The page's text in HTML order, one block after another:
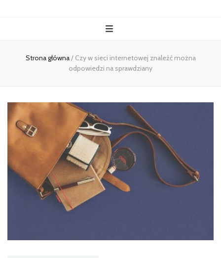
Strona główna/ Czy w sieci internetowej znaleźć można
odpowiedzi na sprawdziany